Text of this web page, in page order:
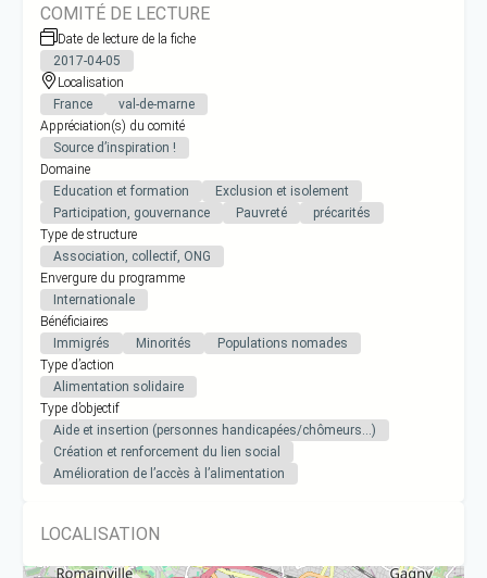
COMITÉ DE LECTURE
Date de lecture de la fiche
2017-04-05
Localisation
France
val-de-marne
Appréciation(s) du comité
Source d’inspiration !
Domaine
Education et formation
Exclusion et isolement
Participation, gouvernance
Pauvreté
précarités
Type de structure
Association, collectif, ONG
Envergure du programme
Internationale
Bénéficiaires
Immigrés
Minorités
Populations nomades
Type d’action
Alimentation solidaire
Type d’objectif
Aide et insertion (personnes handicapées/chômeurs…)
Création et renforcement du lien social
Amélioration de l’accès à l’alimentation
LOCALISATION